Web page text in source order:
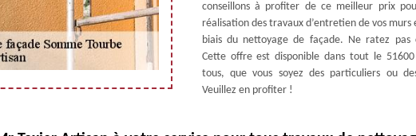
conseillons à profiter de ce meilleur prix
réalisation des travaux d’entretien de vos
biais du nettoyage de façade. Ne ratez pas
Cette offre est disponible dans tout le
tous, que vous soyez des particuliers ou
Veuillez en profiter !